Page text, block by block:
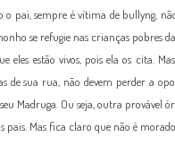
sempre é vítima de bullyng,
se refugie nas crianças pobres
estão vivos, pois ela os cita.
sua rua, não devem perder a
Madruga. Ou seja, outra
pais. Mas fica claro que não é